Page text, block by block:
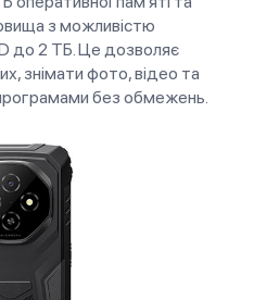
з можливістю
до 2 ТБ. Це дозволяє
знімати фото, відео та
без обмежень.